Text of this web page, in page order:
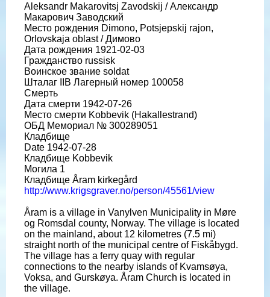
Aleksandr Makarovitsj Zavodskij / Александр
Макарович Заводский
Место рождения Dimono, Potsjepskij rajon,
Orlovskaja oblast / Димово
Дата рождения 1921-02-03
Гражданство russisk
Воинское звание soldat
Шталаг IIB Лагерный номер 100058
Смерть
Дата смерти 1942-07-26
Место смерти Kobbevik (Hakallestrand)
ОБД Мемориал № 300289051
Кладбище
Date 1942-07-28
Кладбище Kobbevik
Могила 1
Кладбище Åram kirkegård
http://www.krigsgraver.no/person/45561/view
Åram is a village in Vanylven Municipality in Møre
og Romsdal county, Norway. The village is located
on the mainland, about 12 kilometres (7.5 mi)
straight north of the municipal centre of Fiskåbygd.
The village has a ferry quay with regular
connections to the nearby islands of Kvamsøya,
Voksa, and Gurskøya. Åram Church is located in
the village.